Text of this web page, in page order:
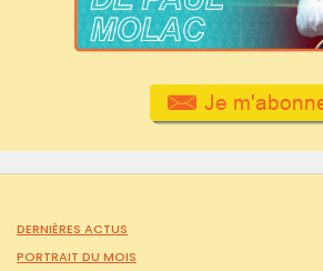
DERNIÈRES ACTUS
PORTRAIT DU MOIS